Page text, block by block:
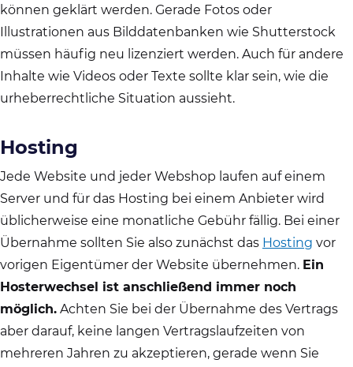
können geklärt werden. Gerade Fotos oder
Illustrationen aus Bilddatenbanken wie Shutterstock
müssen häufig neu lizenziert werden. Auch für andere
Inhalte wie Videos oder Texte sollte klar sein, wie die
urheberrechtliche Situation aussieht.
Hosting
Jede Website und jeder Webshop laufen auf einem
Server und für das Hosting bei einem Anbieter wird
üblicherweise eine monatliche Gebühr fällig. Bei einer
Übernahme sollten Sie also zunächst das Hosting vor
vorigen Eigentümer der Website übernehmen. Ein
Hosterwechsel ist anschließend immer noch
möglich. Achten Sie bei der Übernahme des Vertrags
aber darauf, keine langen Vertragslaufzeiten von
mehreren Jahren zu akzeptieren, gerade wenn Sie